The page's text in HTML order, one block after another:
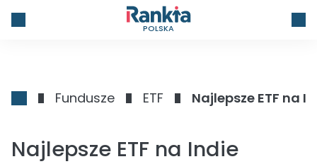
POLSKA
Fundusze ETF Najlepsze ETF na
Najlepsze ETF na Indie